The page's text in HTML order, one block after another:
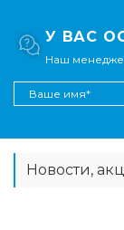
У ВАС
Наш
Новости,